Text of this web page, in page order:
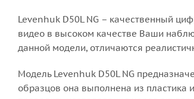
Levenhuk D50L NG – качественный
видео в высоком качестве Ваши
данной модели, отличаются
Модель Levenhuk D50L NG
образцов она выполнена из пластика